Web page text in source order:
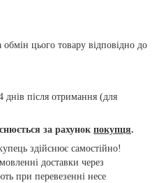
цього товару відповідно до
після отримання (для
за рахунок покупця.
здійснює самостійно!
доставки через
при перевезенні несе